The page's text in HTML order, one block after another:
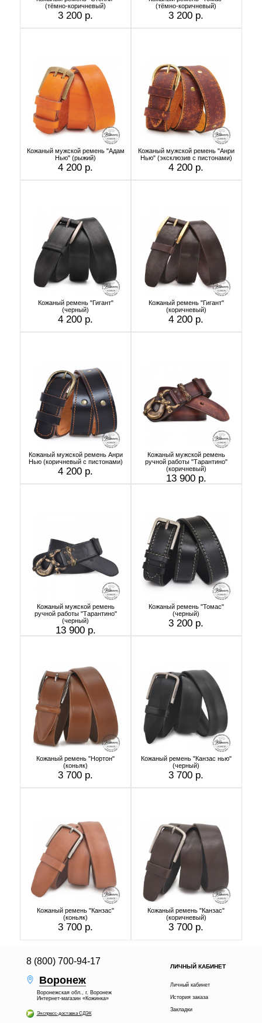
(тёмно-коричневый)
3 200 р.
(тёмно-коричневый)
3 200 р.
Кожаный мужской ремень "Адам
Нью" (рыжий)
4 200 р.
Кожаный мужской ремень "Анри
Нью" (эксклюзив с пистонами)
4 200 р.
Кожаный ремень "Гигант"
(черный)
4 200 р.
Кожаный ремень "Гигант"
(коричневый)
4 200 р.
Кожаный мужской ремень Анри
Нью (коричневый с пистонами)
4 200 р.
Кожаный мужской ремень
ручной работы "Тарантино"
(коричневый)
13 900 р.
Кожаный мужской ремень
ручной работы "Тарантино"
(черный)
13 900 р.
Кожаный ремень "Томас"
(черный)
3 200 р.
Кожаный ремень "Нортон"
(коньяк)
3 700 р.
Кожаный ремень "Канзас нью"
(черный)
3 700 р.
Кожаный ремень "Канзас"
(коньяк)
3 700 р.
Кожаный ремень "Канзас"
(коричневый)
3 700 р.
8 (800) 700-94-17
Воронеж
Воронежская обл., г. Воронеж
Интернет-магазин «Кожинка»
Экспресс-доставка СДЭК
ЛИЧНЫЙ КАБИНЕТ
Личный кабинет
История заказа
Закладки